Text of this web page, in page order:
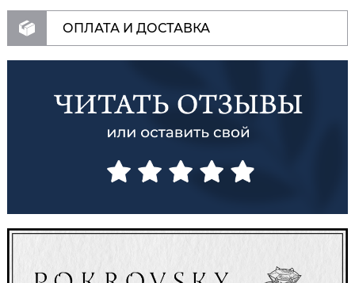
ОПЛАТА И ДОСТАВКА